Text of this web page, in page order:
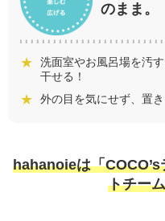
のまま。
洗面室やお風呂場を汚
干せる！
外の目を気にせず、置
hahanoieは「
トチー